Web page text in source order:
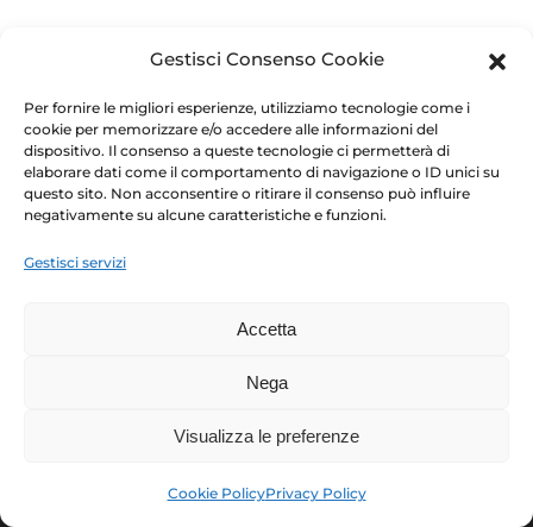
Gestisci Consenso Cookie
Per fornire le migliori esperienze, utilizziamo tecnologie come i
cookie per memorizzare e/o accedere alle informazioni del
dispositivo. Il consenso a queste tecnologie ci permetterà di
elaborare dati come il comportamento di navigazione o ID unici su
questo sito. Non acconsentire o ritirare il consenso può influire
negativamente su alcune caratteristiche e funzioni.
Gestisci servizi
Accetta
Nega
Visualizza le preferenze
Cookie PolicyPrivacy Policy
CREDITS
P.IVA:01866680471
SCHEDA UNICA TRASPARENZA 6506795